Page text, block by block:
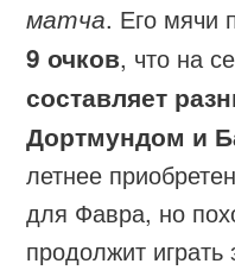
матча. Его мячи
9 очков, что на
составляет
Дортмундом и
летнее
для Фавра, но
продолжит